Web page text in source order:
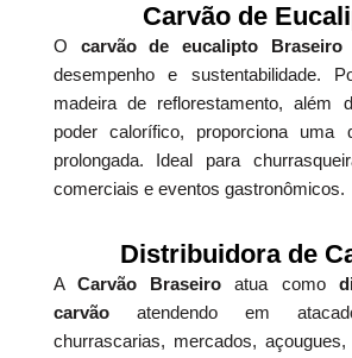
Carvão de
O carvão de eucalipto Braseiro
desempenho e sustentabilidade.
madeira de reflorestamento, além
poder calorífico, proporciona uma
prolongada. Ideal para
comerciais e eventos gastronômicos.
Distribuidora de
ACarvão Braseiro atua como
carvãoatendendo em
churrascarias, mercados,